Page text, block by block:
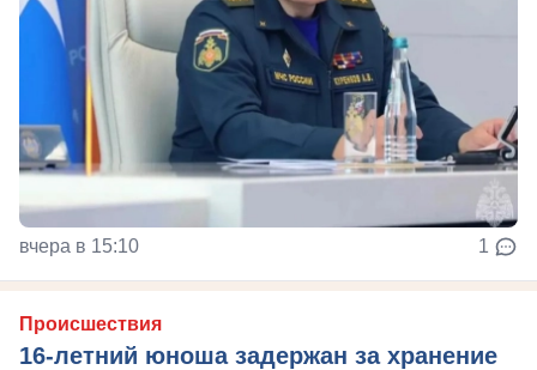
вчера в 15:10 1
Происшествия
16-летний юноша задержан за хранение